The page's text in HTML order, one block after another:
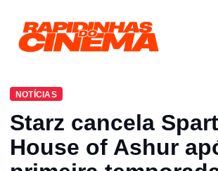
Starz cancela
House of Ashur
NOTÍCIAS